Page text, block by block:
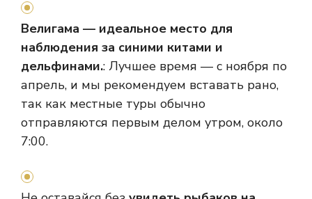
Велигама — идеальное место для
наблюдения за синими китами и
дельфинами.: Лучшее время — с ноября по
апрель, и мы рекомендуем вставать рано,
так как местные туры обычно
отправляются первым делом утром, около
7:00.